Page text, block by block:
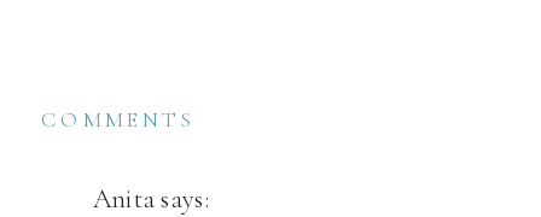
COMMENTS
Anitasays: